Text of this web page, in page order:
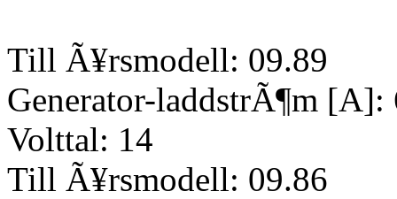
Till Ã¥rsmodell: 09.89
Generator-laddstrÃ¶m [A]:
Volttal: 14
Till Ã¥rsmodell: 09.86